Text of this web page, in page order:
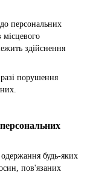
персональних
місцевого
здійснення
порушення
будь-яких
пов'язаних